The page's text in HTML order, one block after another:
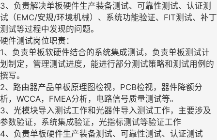
3、负责解决单板硬件生产装备测试、可靠性测试、认证测
试（EMC/安规/环境机械）、系统功能验证、FIT测试、补丁
测试等过程中发现的问题。
硬件测试岗位职责：
1、负责单板软硬件结合的系统集成测试，负责单板测试计
划制定，管理测试进度，能进行部分测试策略和测试用例的
撰写。
2、路由器产品单板原理图检视，PCB检视，器件降额分
析，WCCA，FMEA分析，电路信号质量测试等。
3、光模块导入测试工作和光器件导入测试工作，主要涉及
参数验证，系统集成验证，光指标测试等验证工作
4、负责单板硬件生产装备测试、可靠性测试、认证测试